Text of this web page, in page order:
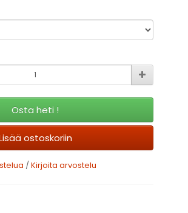
Osta heti !
ostoskoriin
/ Kirjoita arvostelu